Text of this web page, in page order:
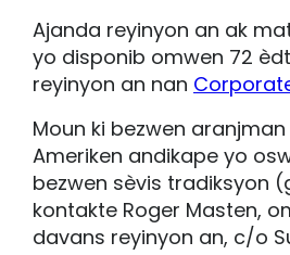
Ajanda reyinyon an ak
yo disponib omwen 72
reyinyon an nan
Moun ki bezwen
Ameriken andikape yo
bezwen sèvis tradiksyon
kontakte Roger Masten,
davans reyinyon an, c/o